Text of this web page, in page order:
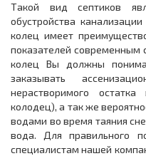
Такой вид септиков
обустройства
колец имеет
показателей современным
колец Вы должны
заказывать
нерастворимого
колодец), а так же
водами во время таяния
вода. Для правильного
специалистам нашей